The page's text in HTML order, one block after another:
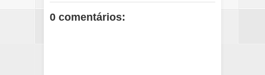
0 comentários: